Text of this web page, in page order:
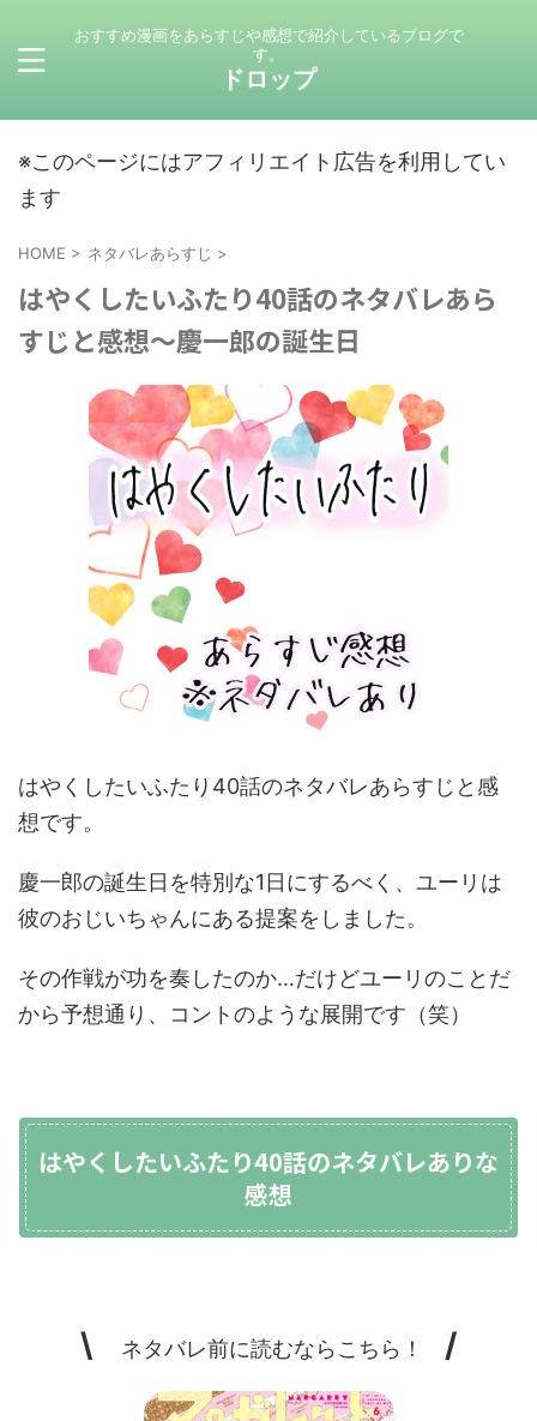
おすすめ漫画をあらすじや感想で紹介しているブログで
す。
ドロップ
※このページにはアフィリエイト広告を利用してい
ます
HOME > ネタバレあらすじ >
はやくしたいふたり40話のネタバレあら
すじと感想〜慶一郎の誕生日
はやくしたいふたり40話のネタバレあらすじと感
想です。
慶一郎の誕生日を特別な1日にするべく、ユーリは
彼のおじいちゃんにある提案をしました。
その作戦が功を奏したのか…だけどユーリのことだ
から予想通り、コントのような展開です（笑）
はやくしたいふたり40話のネタバレありな
感想
\ ネタバレ前に読むならこちら！ /